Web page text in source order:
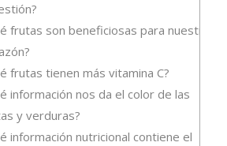
frutas son beneficiosas para nuestro
frutas tienen más vitamina C?
información nos da el color de las
y verduras?
información nutricional contiene el